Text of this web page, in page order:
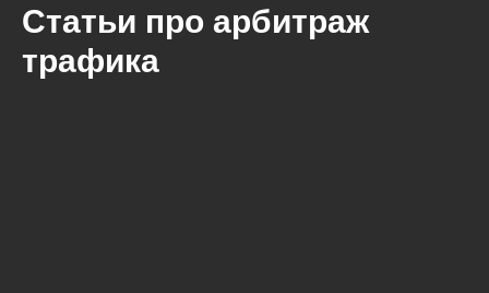
Статьи про арбитраж
трафика